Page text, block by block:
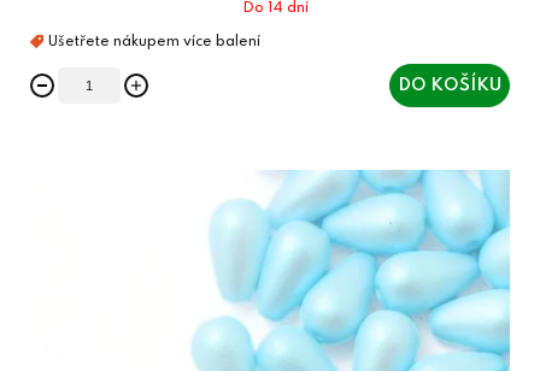
Do 14 dní
DO KOŠÍKU